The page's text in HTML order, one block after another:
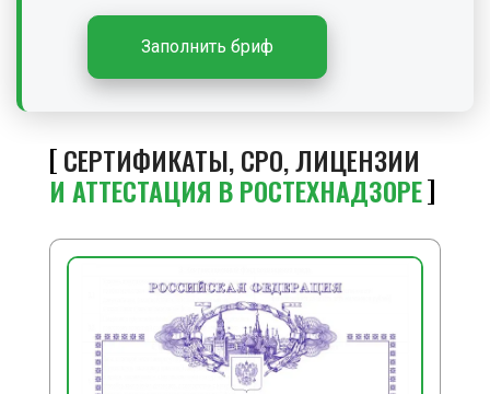
Заполнить бриф
СЕРТИФИКАТЫ, СРО, ЛИЦЕНЗИИ
И АТТЕСТАЦИЯ В РОСТЕХНАДЗОРЕ